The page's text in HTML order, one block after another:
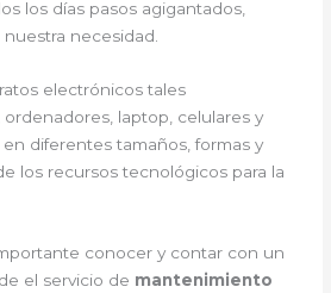
los días pasos agigantados,
necesidad.
electrónicos tales
laptop, celulares y
diferentes tamaños, formas y
los recursos tecnológicos para la
conocer y contar con un
el servicio de mantenimiento